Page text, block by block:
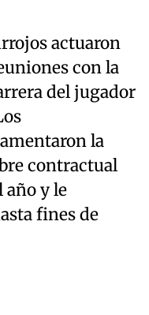
actuaron
con la
del jugador
la
contractual
año y le
fines de